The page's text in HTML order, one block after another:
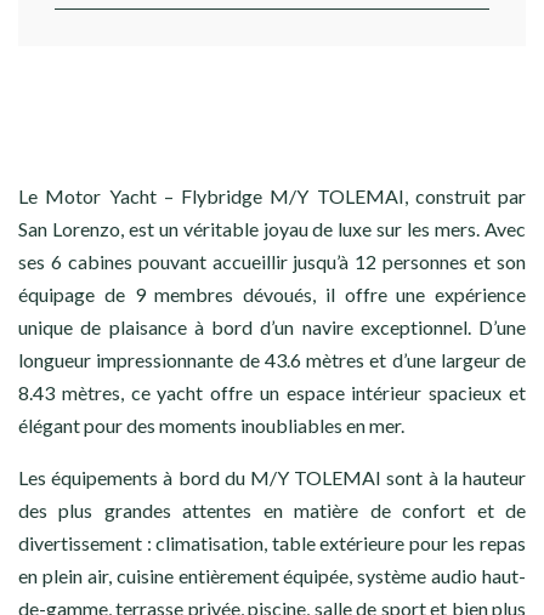
Le Motor Yacht – Flybridge M/Y TOLEMAI, construit par
San Lorenzo, est un véritable joyau de luxe sur les mers. Avec
ses 6 cabines pouvant accueillir jusqu’à 12 personnes et son
équipage de 9 membres dévoués, il offre une expérience
unique de plaisance à bord d’un navire exceptionnel. D’une
longueur impressionnante de 43.6 mètres et d’une largeur de
8.43 mètres, ce yacht offre un espace intérieur spacieux et
élégant pour des moments inoubliables en mer.
Les équipements à bord du M/Y TOLEMAI sont à la hauteur
des plus grandes attentes en matière de confort et de
divertissement : climatisation, table extérieure pour les repas
en plein air, cuisine entièrement équipée, système audio haut-
de-gamme, terrasse privée, piscine, salle de sport et bien plus